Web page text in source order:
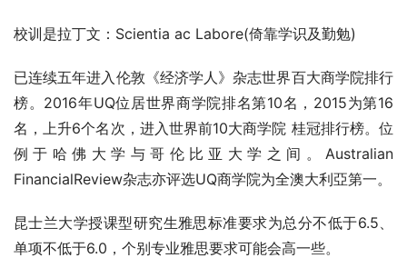
校训是拉丁文：Scientia ac Labore(倚靠学识及勤勉)
已连续五年进入伦敦《经济学人》杂志世界百大商学院排行
榜。2016年UQ位居世界商学院排名第10名，2015为第16
名，上升6个名次，进入世界前10大商学院 桂冠排行榜。位
例于哈佛大学与哥伦比亚大学之间。Australian
FinancialReview杂志亦评选UQ商学院为全澳大利亞第一。
昆士兰大学授课型研究生雅思标准要求为总分不低于6.5、
单项不低于6.0，个别专业雅思要求可能会高一些。